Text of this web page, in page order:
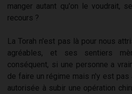
manger autant qu'on le voudrait,
recours ?
La Torah n'est pas là pour nous
agréables, et ses sentiers
conséquent, si une personne a
de faire un régime mais n'y est pas
autorisée à subir une opération